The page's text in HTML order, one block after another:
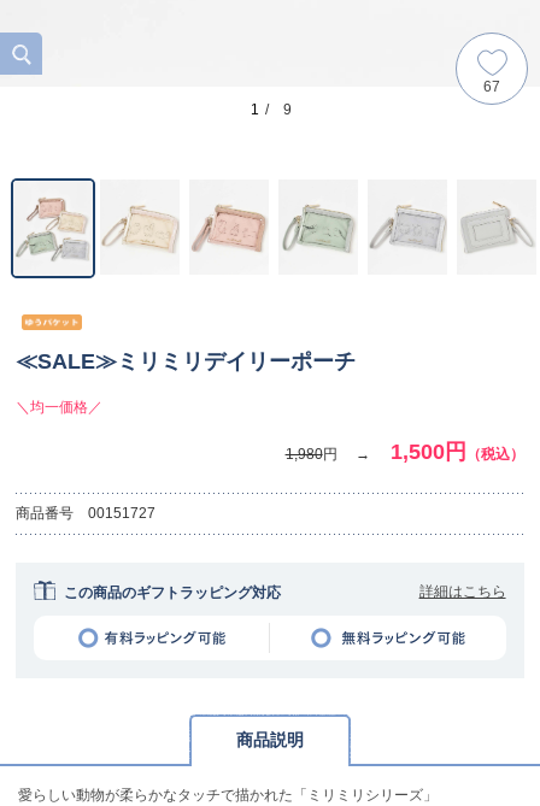
1 / 9
67
≪SALE≫ミリミリデイリーポーチ
＼均一価格／
1,980円 1,500円 （税込）
商品番号 00151727
この商品のギフトラッピング対応 詳細はこちら
商品説明
愛らしい動物が柔らかなタッチで描かれた「ミリミリシリーズ」